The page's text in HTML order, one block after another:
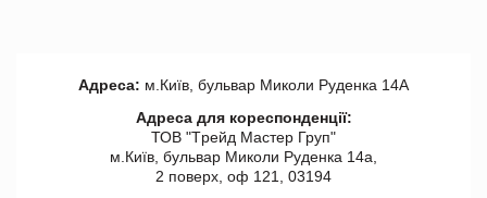
Адреса: м.Київ, бульвар Миколи Руденка 14А
Адреса для кореспонденції:
ТОВ "Tрейд Мастер Груп"
м.Київ, бульвар Миколи Руденка 14а,
2 поверх, оф 121, 03194